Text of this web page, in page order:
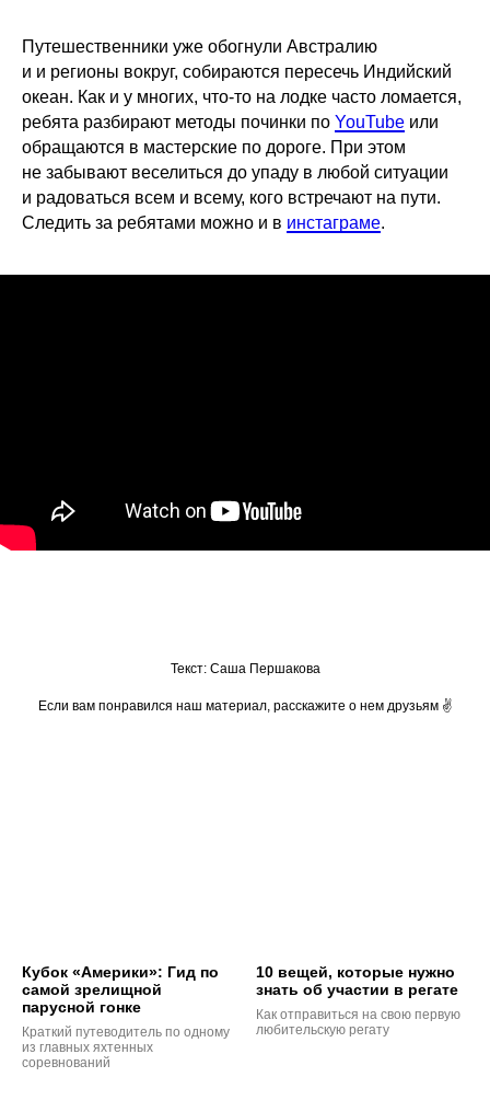
Путешественники уже обогнули Австралию
и и регионы вокруг, собираются пересечь Индийский
океан. Как и у многих, что-то на лодке часто ломается,
ребята разбирают методы починки по YouTube или
обращаются в мастерские по дороге. При этом
не забывают веселиться до упаду в любой ситуации
и радоваться всем и всему, кого встречают на пути.
Следить за ребятами можно и в инстаграме.
Текст: Саша Першакова
Если вам понравился наш материал, расскажите о нем друзьям ✌
Кубок «Америки»: Гид по
самой зрелищной
парусной гонке
Краткий путеводитель по одному
из главных яхтенных
соревнований
10 вещей, которые нужно
знать об участии в регате
Как отправиться на свою первую
любительскую регату